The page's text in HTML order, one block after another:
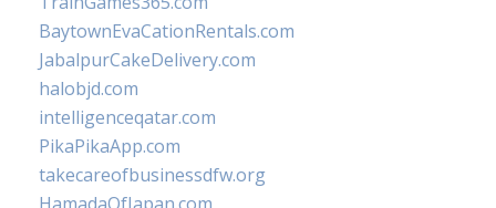
BaytownEvaCationRentals.com
JabalpurCakeDelivery.com
halobjd.com
intelligenceqatar.com
PikaPikaApp.com
takecareofbusinessdfw.org